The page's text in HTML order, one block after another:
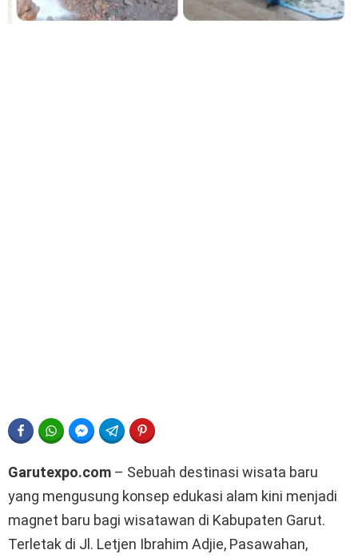
FACEBOOKWHATSAPPFACEBOOK MESSENGER
TELEGRAM
Garutexpo.com – Sebuah destinasi wisata baru
yang mengusung konsep edukasi alam kini menjadi
magnet baru bagi wisatawan di Kabupaten Garut.
Terletak di Jl. Letjen Ibrahim Adjie, Pasawahan,